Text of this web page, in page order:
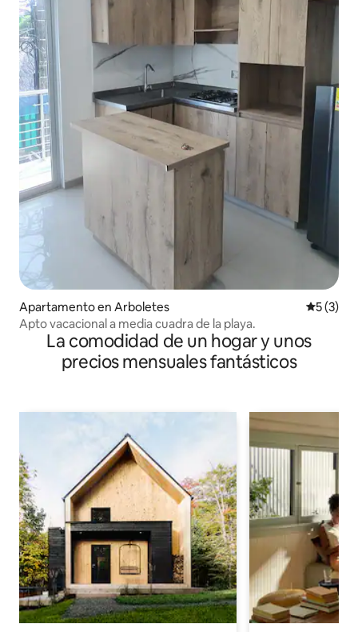
Apartamento en Arboletes
5 (3)
Apto vacacional a media cuadra de la playa.
La comodidad de un hogar y unos
precios mensuales fantásticos